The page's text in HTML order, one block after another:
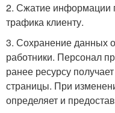
2. Сжатие информации
трафика клиенту.
3. Сохранение данных
работники. Персонал
ранее ресурсу
страницы. При
определяет и